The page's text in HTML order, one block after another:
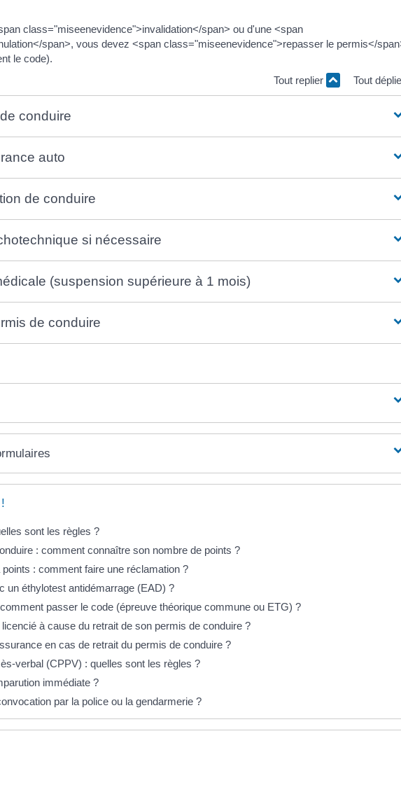
class="miseenevidence">invalidation</span> ou d'une <span
span>, vous devez <span class="miseenevidence">repasser le permis</
le code).
Tout replier
Tout
conduire
auto
de conduire
si nécessaire
(suspension supérieure à 1 mois)
de conduire
sont les règles ?
: comment connaître son nombre de points ?
: comment faire une réclamation ?
un éthylotest antidémarrage (EAD) ?
passer le code (épreuve théorique commune ou ETG) ?
à cause du retrait de son permis de conduire ?
en cas de retrait du permis de conduire ?
verbal (CPPV) : quelles sont les règles ?
immédiate ?
par la police ou la gendarmerie ?